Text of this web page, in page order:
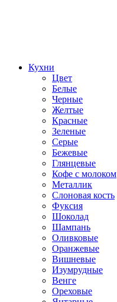
Кухни
Цвет
Белые
Черные
Желтые
Красные
Зеленые
Серые
Бежевые
Глянцевые
Кофе с молоком
Металлик
Слоновая кость
Фуксия
Шоколад
Шампань
Оливковые
Оранжевые
Вишневые
Изумрудные
Венге
Ореховые